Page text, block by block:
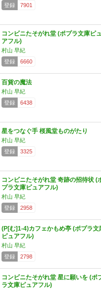
登録 7901
コンビニたそがれ堂 (ポプラ文庫ピ
アフル)
村山 早紀
登録
6660
百貨の魔法
村山 早紀
登録
6438
星をつなぐ手 桜風堂ものがたり
村山 早紀
登録
3325
コンビニたそがれ堂 奇跡の招待状 (
プラ文庫ピュアフル)
村山 早紀
登録
2958
(P[む]1-4)カフェかもめ亭 (ポプラ文
ピュアフル)
村山 早紀
登録
2798
コンビニたそがれ堂 星に願いを (ポ
ラ文庫ピュアフル)